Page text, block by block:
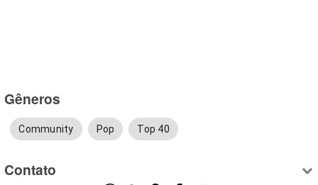
Gêneros
Community Pop Top 40
Contato